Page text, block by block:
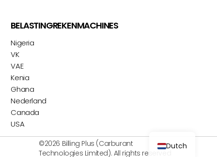
BELASTINGREKENMACHINES
Nigeria
VK
VAE
Kenia
Ghana
Nederland
Canada
USA
©2026 Billing Plus (Carburant
Technologies Limited). All rights reserved
Dutch